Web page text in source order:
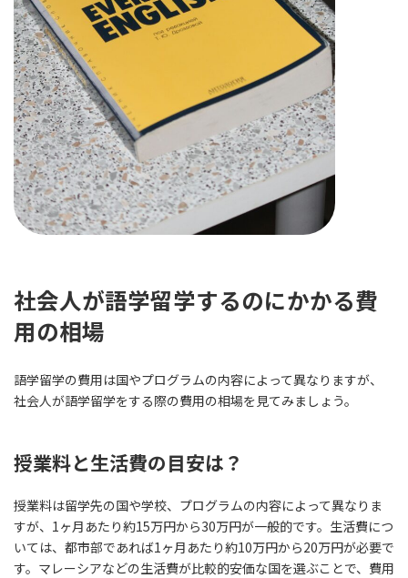
社会人が語学留学するのにかかる費
用の相場
語学留学の費用は国やプログラムの内容によって異なりますが、
社会人が語学留学をする際の費用の相場を見てみましょう。
授業料と生活費の目安は？
授業料は留学先の国や学校、プログラムの内容によって異なりま
すが、1ヶ月あたり約15万円から30万円が一般的です。生活費につ
いては、都市部であれば1ヶ月あたり約10万円から20万円が必要で
す。マレーシアなどの生活費が比較的安価な国を選ぶことで、費用